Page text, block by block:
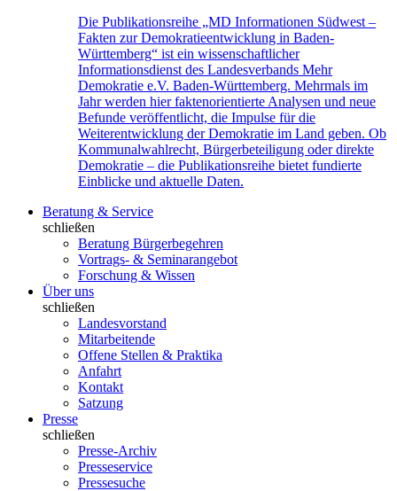
Die Publikationsreihe „MD Informationen Südwest –
Fakten zur Demokratieentwicklung in Baden-
Württemberg“ ist ein wissenschaftlicher
Informationsdienst des Landesverbands Mehr
Demokratie e.V. Baden-Württemberg. Mehrmals im
Jahr werden hier faktenorientierte Analysen und neue
Befunde veröffentlicht, die Impulse für die
Weiterentwicklung der Demokratie im Land geben. Ob
Kommunalwahlrecht, Bürgerbeteiligung oder direkte
Demokratie – die Publikationsreihe bietet fundierte
Einblicke und aktuelle Daten.
Beratung & Service
schließen
Beratung Bürgerbegehren
Vortrags- & Seminarangebot
Forschung & Wissen
Über uns
schließen
Landesvorstand
Mitarbeitende
Offene Stellen & Praktika
Anfahrt
Kontakt
Satzung
Presse
schließen
Presse-Archiv
Presseservice
Pressesuche